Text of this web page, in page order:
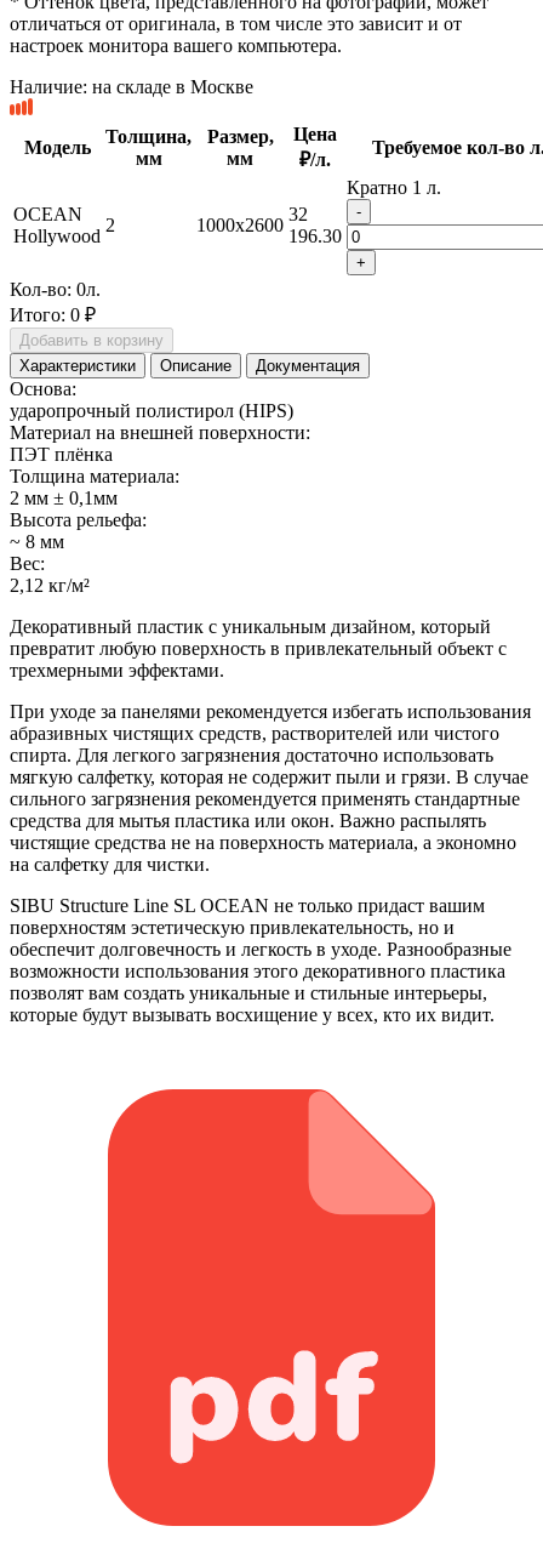
отличаться от оригинала, в том числе это зависит и от
настроек монитора вашего компьютера.
Наличие: на складе в Москве
Модель
Толщина,
мм
Размер,
мм
Цена
₽/л.
Требуемое кол-во
OCEAN
Hollywood
2 1000x2600
32
196.30
Кратно 1 л.
-
+
Кол-во: 0л.
Итого: 0 ₽
Добавить в корзину
Характеристики
Описание Документация
Основа:
ударопрочный полистирол (HIPS)
Материал на внешней поверхности:
ПЭТ плёнка
Толщина материала:
2 мм ± 0,1мм
Высота рельефа:
~ 8 мм
Вес:
2,12 кг/м²
Декоративный пластик с уникальным дизайном, который
превратит любую поверхность в привлекательный объект с
трехмерными эффектами.
При уходе за панелями рекомендуется избегать использования
абразивных чистящих средств, растворителей или чистого
спирта. Для легкого загрязнения достаточно использовать
мягкую салфетку, которая не содержит пыли и грязи. В случае
сильного загрязнения рекомендуется применять стандартные
средства для мытья пластика или окон. Важно распылять
чистящие средства не на поверхность материала, а экономно
на салфетку для чистки.
SIBU Structure Line SL OCEAN не только придаст вашим
поверхностям эстетическую привлекательность, но и
обеспечит долговечность и легкость в уходе. Разнообразные
возможности использования этого декоративного пластика
позволят вам создать уникальные и стильные интерьеры,
которые будут вызывать восхищение у всех, кто их видит.